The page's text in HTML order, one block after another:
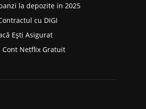
la depozite in 2025
cu DIGI
Ești Asigurat
Cont Netflix Gratuit